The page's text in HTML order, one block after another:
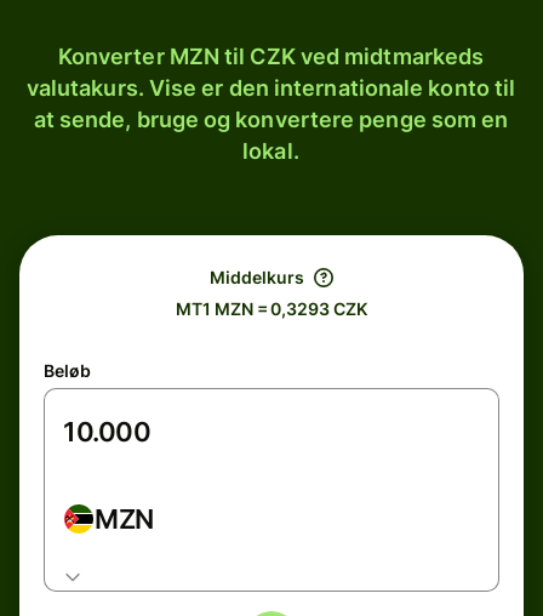
Konverter MZN til CZK ved midtmarkeds
valutakurs. Vise er den internationale konto til
at sende, bruge og konvertere penge som en
lokal.
Middelkurs
MT1 MZN = 0,3293 CZK
Beløb
MZN